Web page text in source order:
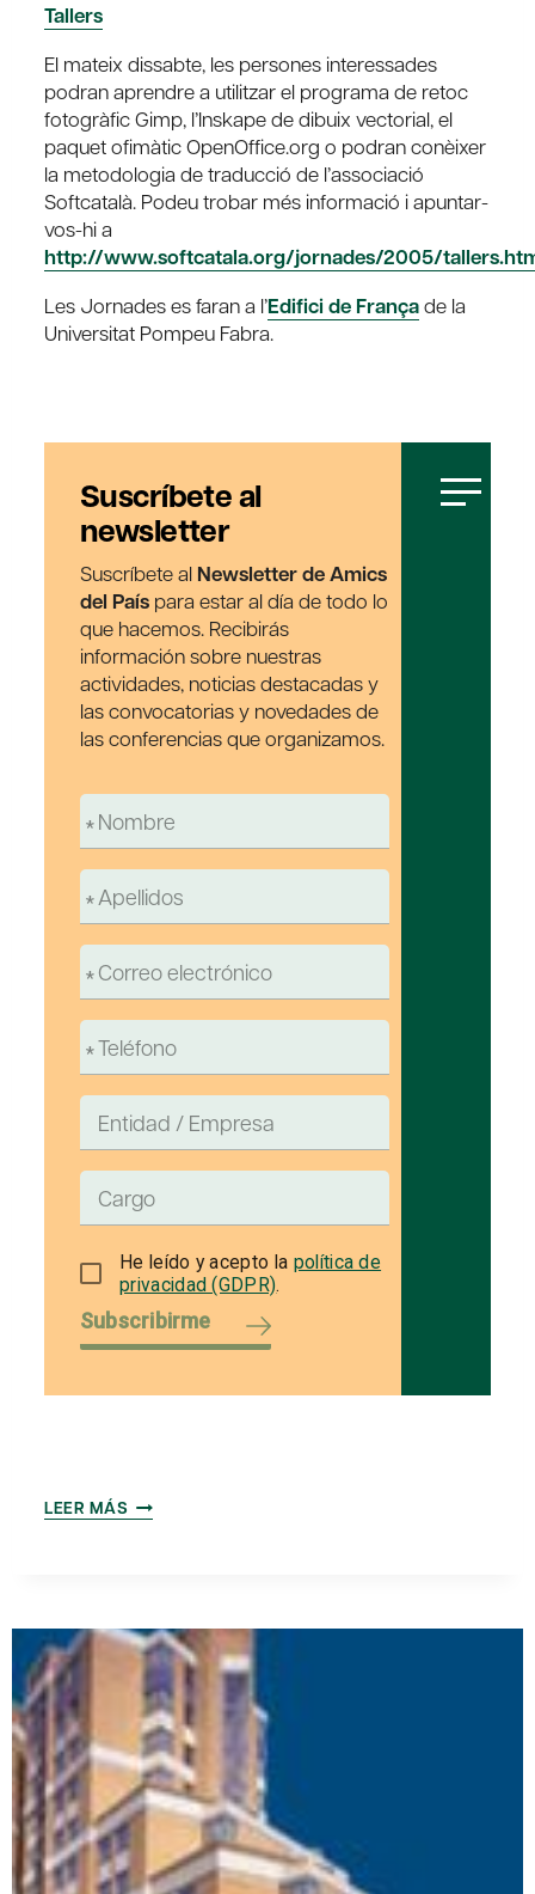
Tallers
El mateix dissabte, les persones interessades
podran aprendre a utilitzar el programa de retoc
fotogràfic Gimp, l’Inskape de dibuix vectorial, el
paquet ofimàtic OpenOffice.org o podran conèixer
la metodologia de traducció de l’associació
Softcatalà. Podeu trobar més informació i apuntar-
vos-hi a
http://www.softcatala.org/jornades/2005/
Les Jornades es faran a l’Edifici de Françade la
Universitat Pompeu Fabra.
Suscríbete al
newsletter
Suscríbete al Newsletter de Amics
del País para estar al día de todo lo
que hacemos. Recibirás
información sobre nuestras
actividades, noticias destacadas y
las convocatorias y novedades de
las conferencias que organizamos.
He leído y acepto la política de
privacidad (GDPR).
Subscribirme
LEER MÁS III
A
LES
NOVES
TECNOLOGIES